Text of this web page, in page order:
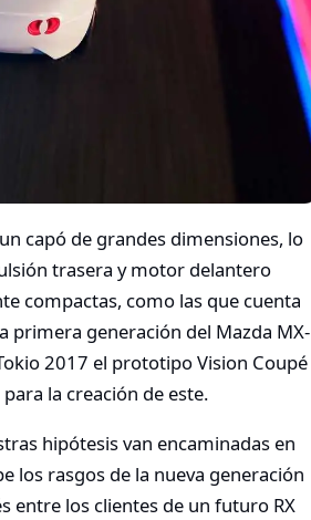
capó de grandes dimensiones, lo
trasera y motor delantero
compactas, como las que cuenta
primera generación del Mazda MX-
2017 el prototipo Vision Coupé
la creación de este.
hipótesis van encaminadas en
los rasgos de la nueva generación
entre los clientes de un futuro RX